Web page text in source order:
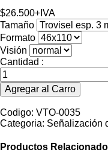
$26.500+IVA
Tamaño
Formato
Visión
Cantidad :
Agregar al Carro
Codigo: VTO-0035
Categoria: Señalización
Productos